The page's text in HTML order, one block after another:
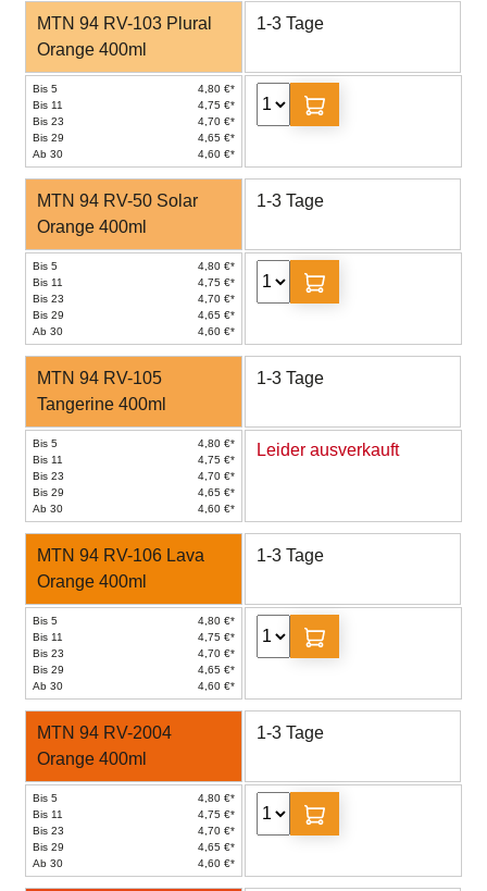
MTN 94 RV-103 Plural
Orange 400ml
1-3 Tage
Bis 5
4,80 €*
Bis 11
4,75 €*
Bis 23
4,70 €*
Bis 29
4,65 €*
Ab 30
4,60 €*
MTN 94 RV-50 Solar
Orange 400ml
1-3 Tage
Bis 5
4,80 €*
Bis 11
4,75 €*
Bis 23
4,70 €*
Bis 29
4,65 €*
Ab 30
4,60 €*
MTN 94 RV-105
Tangerine 400ml
1-3 Tage
Bis 5
4,80 €*
Bis 11
4,75 €*
Bis 23
4,70 €*
Bis 29
4,65 €*
Ab 30
4,60 €*
Leider ausverkauft
MTN 94 RV-106 Lava
Orange 400ml
1-3 Tage
Bis 5
4,80 €*
Bis 11
4,75 €*
Bis 23
4,70 €*
Bis 29
4,65 €*
Ab 30
4,60 €*
MTN 94 RV-2004
Orange 400ml
1-3 Tage
Bis 5
4,80 €*
Bis 11
4,75 €*
Bis 23
4,70 €*
Bis 29
4,65 €*
Ab 30
4,60 €*